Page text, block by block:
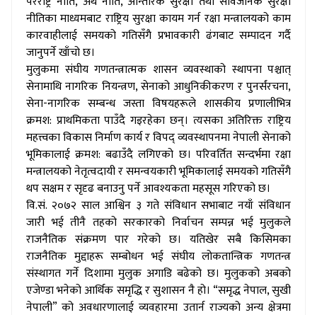
नीतिका माध्यमबाट राष्ट्रिय सुरक्षा कायम गर्न रक्षा मन्त्रालयको काम
कारवाहीलाई समयको गतिसँगै प्रभावकारी ढंगबाट सम्पादन गर्दै
जानुपर्ने खाँचो छ।
मुलुकमा संघीय गणतन्त्रात्मक शासन व्यवस्थाको स्थापना पश्चात्
सेनामाथि नागरिक नियन्त्रण, सेनाको आधुनिकीकरण र पुनर्संरचना,
सेना-नागरिक सम्बन्ध जस्ता विषयहरूले शासकीय प्रणालीभित्र
क्रमश: प्राथमिकता पाउँदै गइरहेका छन्। त्यसका अतिरिक्त राष्ट्रिय
महत्त्वका विकास निर्माण कार्य र विपद् व्यवस्थापनमा नेपाली सेनाको
भूमिकालाई क्रमश: बढाउँदै लगिएको छ। परिवर्तित सन्दर्भमा रक्षा
मन्त्रालयको नेतृत्वदायी र समन्वयकारी भूमिकालाई समयको गतिसँगै
थप सक्षम र सृदृढ बनाउनु पर्ने आवश्यकता महसूस गरिएको छ।
वि.सं. २०७२ साल आश्विन ३ गते संविधान सभाबाट नयाँ संविधान
जारी भई तीनै तहको सरकारको निर्वाचन सम्पन्न भई मुलुकले
राजनैतिक संक्रमण पार गरेको छ। यतिखेर सबै किसिमका
राजनैतिक मुद्दाहरू सम्बोधन भई संघीय लोकतान्त्रिक गणतन्त्र
संस्थागत गर्ने दिशामा मुलुक अगाडि बढेको छ। मुलुकको अबको
एजेण्डा भनेको आर्थिक समृद्धि र सुशासन नै हो। “समृद्ध नेपाल, सुखी
नेपाली” को अवधारणालाई व्यवहारमा उतार्न राज्यको अन्य क्षेत्रमा